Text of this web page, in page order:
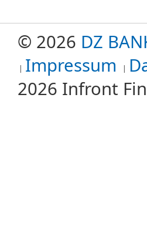
© 2026 DZ
Impressum
2026 Infront